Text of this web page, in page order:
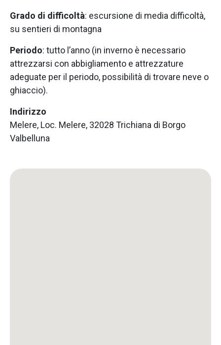
Grado di difficoltà: escursione di media difficoltà,
su sentieri di montagna
Periodo: tutto l’anno (in inverno è necessario
attrezzarsi con abbigliamento e attrezzature
adeguate per il periodo, possibilità di trovare neve o
ghiaccio).
Indirizzo
Melere, Loc. Melere, 32028 Trichiana di Borgo
Valbelluna